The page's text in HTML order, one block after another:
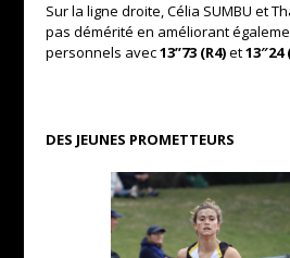
Sur la ligne droite, Célia SUMBU et
pas démérité en améliorant
personnels avec13’’73 (R4)et13″24
DES JEUNES PROMETTEURS